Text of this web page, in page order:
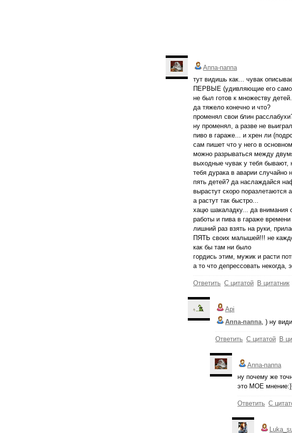
Аппа-паппа
тут видишь как... чувак
ПЕРВЫЕ (удивляющие его
не был готов к множеству
да тяжело конечно и что?
променял свои блин
ну променял, а разве не
пиво в гараже... и хрен ли
сам пишет что у него в
можно разрываться между
выходные чувак у тебя бывают,
тебя дурака в аварии случайно
пять детей? да наслаждайся
вырастут скоро поразлетаются
а растут так быстро...
хацю шакаладку... да внимания
работы и пива в гараже времени
лишний раз взять на руки,
ПЯТЬ своих малышей!!! не
как бы там ни было
гордись этим, мужик и расти
а то что депрессовать некогда,
Ответить С цитатой В цитатник
Api
Аппа-паппа, ) ну
Ответить С цитатой В
Аппа-паппа
ну почему же
это МОЕ
Ответить С